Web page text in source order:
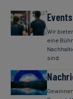
Events
Wir
eine
sind.